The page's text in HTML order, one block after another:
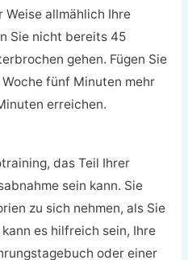
Weise allmählich Ihre
Sie nicht bereits 45
gehen. Fügen Sie
fünf Minuten mehr
erreichen.
das Teil Ihrer
sein kann. Sie
zu sich nehmen, als Sie
es hilfreich sein, Ihre
oder einer